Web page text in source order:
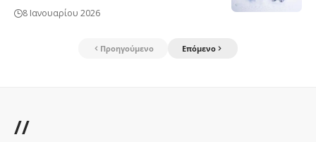
8 Ιανουαρίου 2026
Προηγούμενο Επόμενο
//